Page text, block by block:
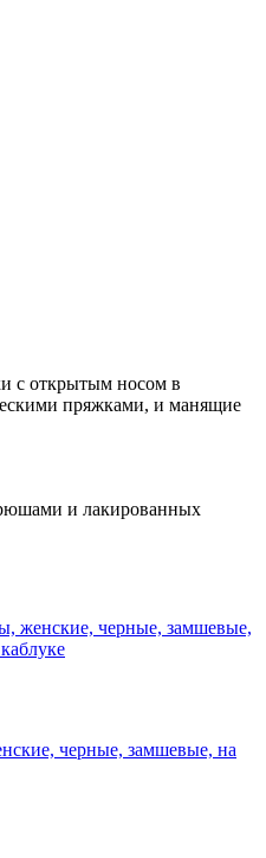
с открытым носом в
пряжками, и манящие
и лакированных